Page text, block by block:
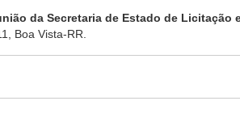
da Secretaria de Estado de Licitação
Boa Vista-RR.